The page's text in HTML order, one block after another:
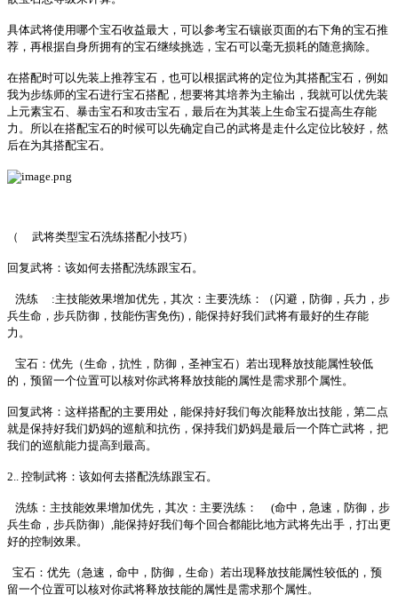
具体武将使用哪个宝石收益最大，可以参考宝石镶嵌页面的右下角的宝石推
荐，再根据自身所拥有的宝石继续挑选，宝石可以毫无损耗的随意摘除。
在搭配时可以先装上推荐宝石，也可以根据武将的定位为其搭配宝石，例如
我为步练师的宝石进行宝石搭配，想要将其培养为主输出，我就可以优先装
上元素宝石、暴击宝石和攻击宝石，最后在为其装上生命宝石提高生存能
力。所以在搭配宝石的时候可以先确定自己的武将是走什么定位比较好，然
后在为其搭配宝石。
（ 武将类型宝石洗练搭配小技巧）
回复武将：该如何去搭配洗练跟宝石。
洗练
:主技能效果增加优先，其次：主要洗练：（闪避，防御，兵力，步
兵生命，步兵防御，技能伤害免伤)，能保持好我们武将有最好的生存能
力。
宝石：优先（生命，抗性，防御，圣神宝石）若出现释放技能属性较低
的，预留一个位置可以核对你武将释放技能的属性是需求那个属性。
回复武将：这样搭配的主要用处，能保持好我们每次能释放出技能，第二点
就是保持好我们奶妈的巡航和抗伤，保持我们奶妈是最后一个阵亡武将，把
我们的巡航能力提高到最高。
2.. 控制武将：该如何去搭配洗练跟宝石。
洗练：主技能效果增加优先，其次：主要洗练：
(命中，急速，防御，步
兵生命，步兵防御）,能保持好我们每个回合都能比地方武将先出手，打出更
好的控制效果。
宝石：优先（急速，命中，防御，生命）若出现释放技能属性较低的，预
留一个位置可以核对你武将释放技能的属性是需求那个属性。